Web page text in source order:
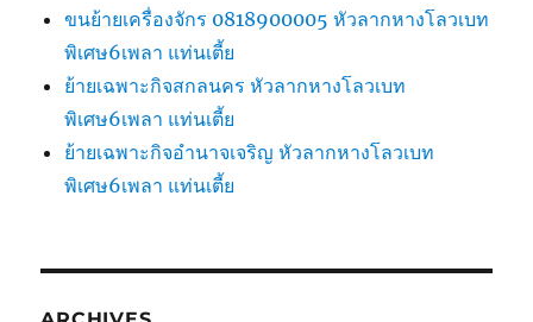
ขนย้ายเครื่องจักร 0818900005 หัวลากหางโลวเบท
พิเศษ6เพลา แท่นเตี้ย
ย้ายเฉพาะกิจสกลนคร หัวลากหางโลวเบท
พิเศษ6เพลา แท่นเตี้ย
ย้ายเฉพาะกิจอำนาจเจริญ หัวลากหางโลวเบท
พิเศษ6เพลา แท่นเตี้ย